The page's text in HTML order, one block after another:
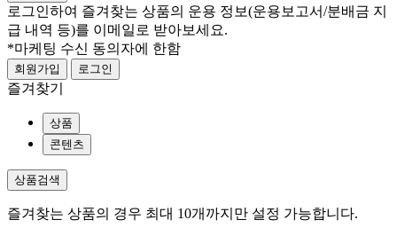
로그인하여 즐겨찾는 상품의 운용 정보(운용보고서/분배금 지
급 내역 등)를 이메일로 받아보세요.
*마케팅 수신 동의자에 한함
회원가입 로그인
즐겨찾기
상품
콘텐츠
상품검색
즐겨찾는 상품의 경우 최대 10개까지만 설정 가능합니다.